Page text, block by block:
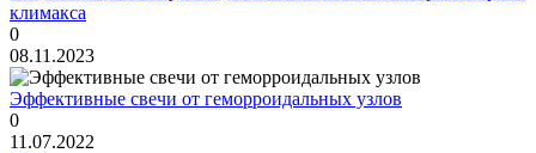
климакса
0
08.11.2023
Эффективные свечи от геморроидальных узлов
0
11.07.2022